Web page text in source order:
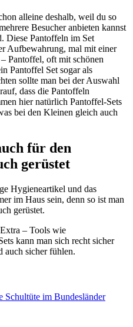
alleine deshalb, weil du so
Besucher anbieten kannst
Diese Pantoffeln im Set
Aufbewahrung, mal mit einer
Pantoffel, oft mit schönen
Pantoffel Set sogar als
sollte man bei der Auswahl
dass die Pantoffeln
hier natürlich Pantoffel-Sets
bei den Kleinen gleich auch
für den
gerüstet
Hygieneartikel und das
im Haus sein, denn so ist man
gerüstet.
– Tools wie
kann man sich recht sicher
auch sicher fühlen.
Schultüte im Bundesländer